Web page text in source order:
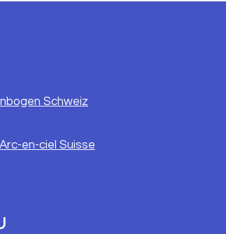
Schweiz
en-ciel Suisse